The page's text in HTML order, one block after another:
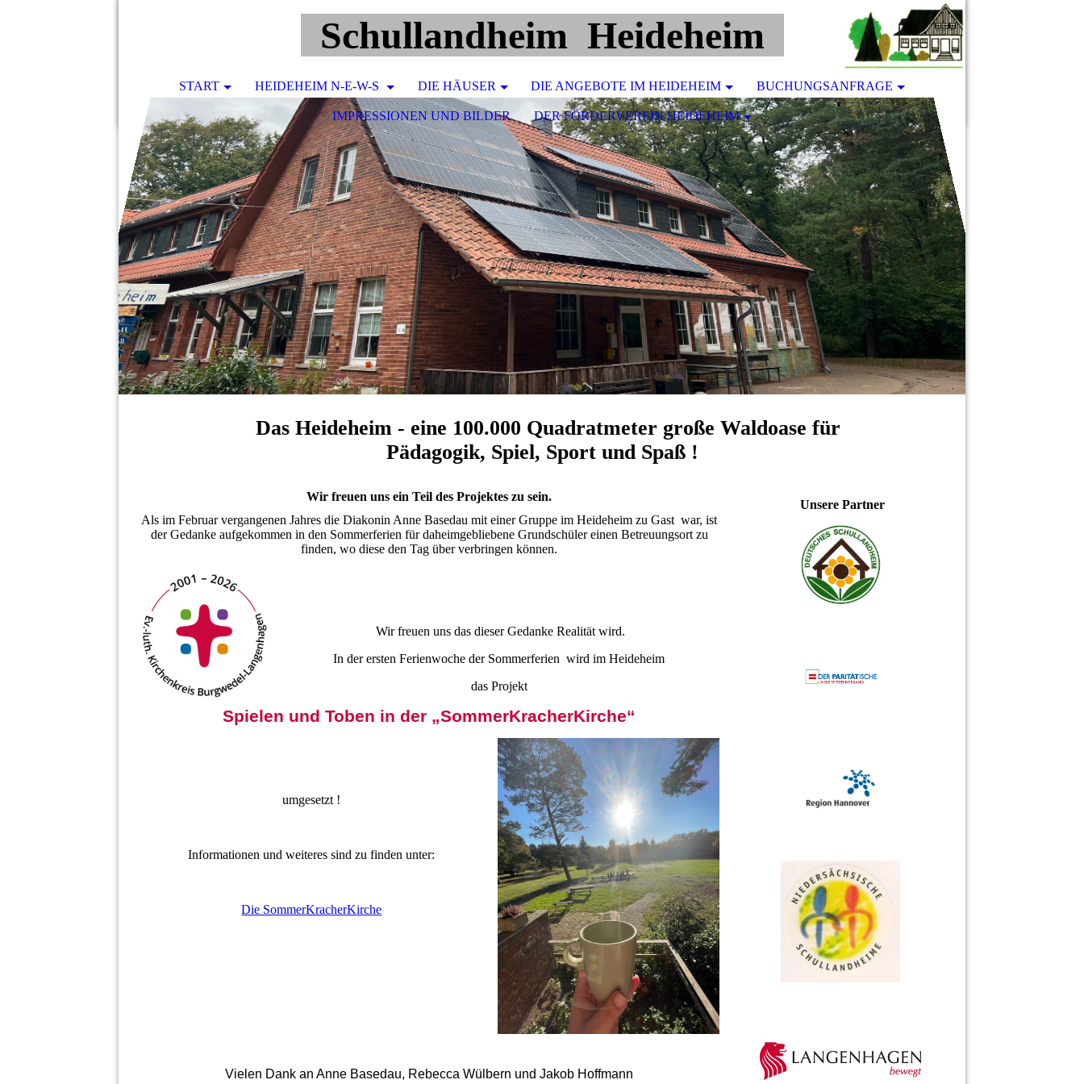
Schullandheim Heideheim
START HEIDEHEIM N-E-W-S DIE HÄUSER DIE ANGEBOTE IM HEIDEHEIM BUCHUNGSANFRAGE
IMPRESSIONEN UND BILDER DER FÖRDERVEREIN HEIDEHEIM
Das Heideheim - eine 100.000 Quadratmeter große Waldoase für
Pädagogik, Spiel, Sport und Spaß !
Wir freuen uns ein Teil des Projektes zu sein.
Als im Februar vergangenen Jahres die Diakonin Anne Basedau mit einer Gruppe im Heideheim zu Gast war, ist
der Gedanke aufgekommen in den Sommerferien für daheimgebliebene Grundschüler einen Betreuungsort zu
finden, wo diese den Tag über verbringen können.
Wir freuen uns das dieser Gedanke Realität wird.
In der ersten Ferienwoche der Sommerferien wird im Heideheim
das Projekt
Spielen und Toben in der „SommerKracherKirche“
umgesetzt !
Informationen und weiteres sind zu finden unter:
Die SommerKracherKirche
Vielen Dank an Anne Basedau, Rebecca Wülbern und Jakob Hoffmann
Unsere Partner